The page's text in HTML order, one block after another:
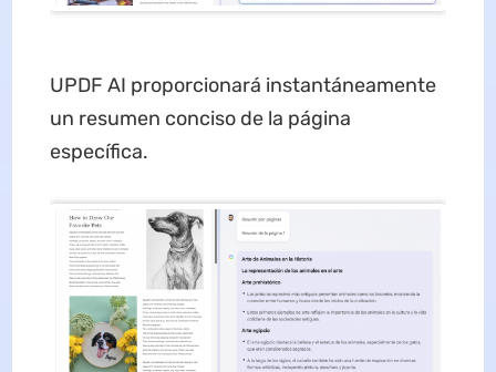
UPDF AI proporcionará instantáneamente
un resumen conciso de la página
específica.